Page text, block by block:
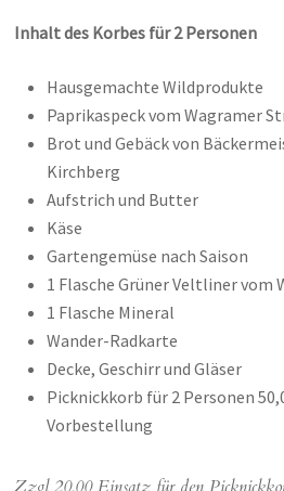
Inhalt des Korbes für 2 Personen
Hausgemachte Wildprodukte
Paprikaspeck vom Wagramer
Brot und Gebäck von
Kirchberg
Aufstrich und Butter
Käse
Gartengemüse nach Saison
1 Flasche Grüner Veltliner vom
1 Flasche Mineral
Wander-Radkarte
Decke, Geschirr und Gläser
Picknickkorb für 2 Personen
Vorbestellung